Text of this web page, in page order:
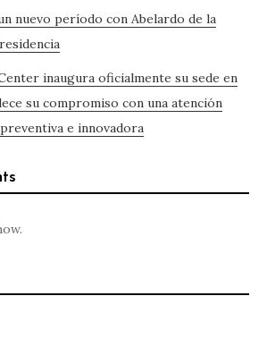
nuevo período con Abelardo de la
inaugura oficialmente su sede en
su compromiso con una atención
e innovadora